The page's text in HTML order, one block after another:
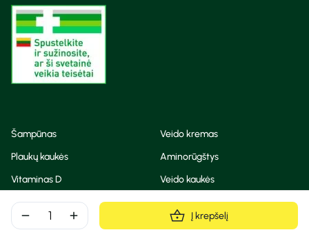
remove add Į krepšelį
Šampūnas
Veido kremas
Plaukų kaukės
Aminorūgštys
Vitaminas D
Veido kaukės
Korėjietiška kosmetika
Eteriniai aliejai
Dezodorantas
BB ir CC kremas